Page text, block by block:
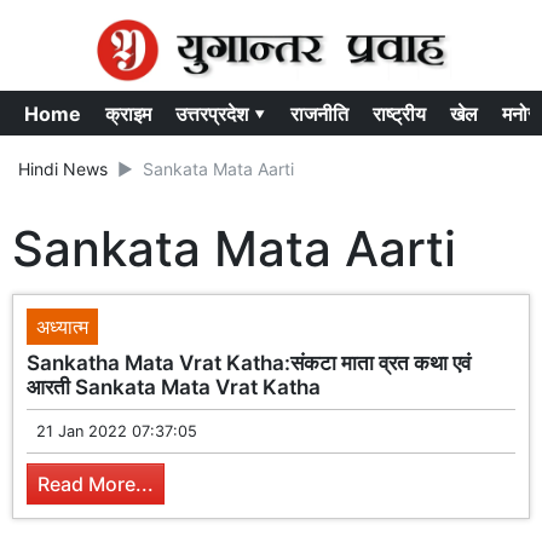
Home क्राइम उत्तरप्रदेश ▾ राजनीति राष्ट्रीय खेल
Hindi News Sankata Mata Aarti
Sankata Mata Aarti
अध्यात्म
Sankatha Mata Vrat Katha:संकटा माता व्रत कथा एवं
आरती Sankata Mata Vrat Katha
21 Jan 2022 07:37:05
Read More...